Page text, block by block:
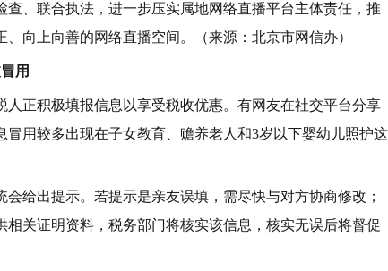
、联合执法，进一步压实属地网络直播平台主体责任，推
向上向善的网络直播空间。（来源：北京市网信办）
用
正积极填报信息以享受税收优惠。有网友在社交平台分享
用较多出现在子女教育、赡养老人和3岁以下婴幼儿照护这
给出提示。若提示是亲友误填，需尽快与对方协商修改；
关证明资料，税务部门将核实该信息，核实无误后将督促